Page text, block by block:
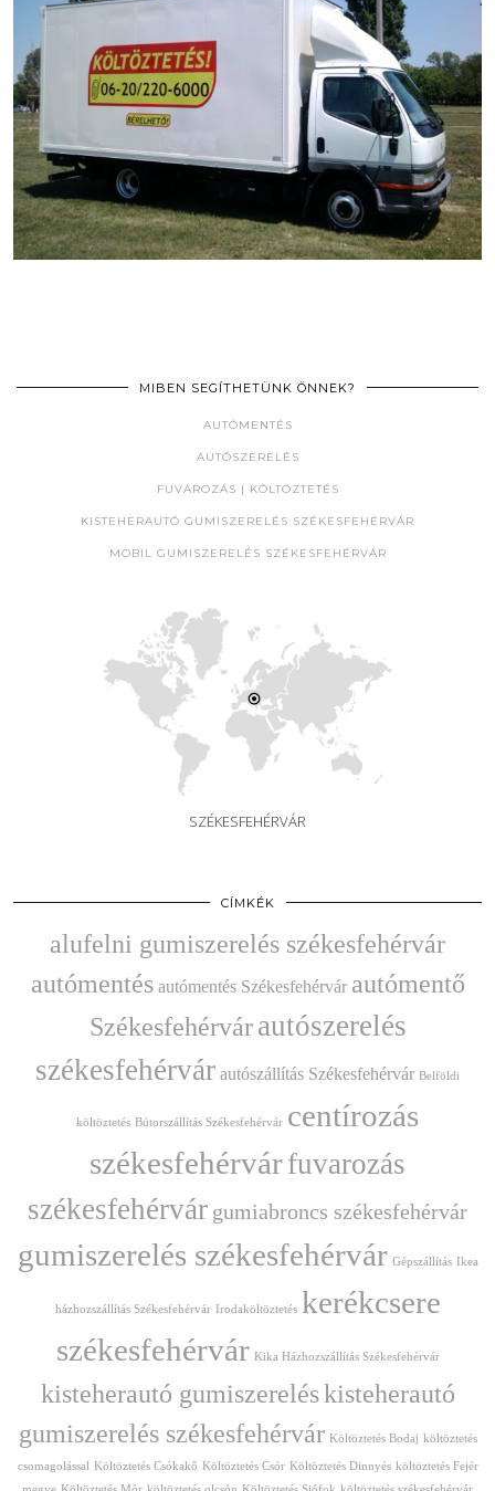
MIBEN SEGÍTHETÜNK ÖNNEK?
AUTÓMENTÉS
AUTÓSZERELÉS
FUVAROZÁS | KÖLTÖZTETÉS
KISTEHERAUTÓ GUMISZERELÉS SZÉKESFEHÉRVÁR
MOBIL GUMISZERELÉS SZÉKESFEHÉRVÁR
SZÉKESFEHÉRVÁR
CÍMKÉK
alufelni gumiszerelés székesfehérvár
autómentés autómentés Székesfehérvár autómentő
Székesfehérvár autószerelés
székesfehérvár autószállítás Székesfehérvár Belföldi
költöztetés Bútorszállítás Székesfehérvár centírozás
székesfehérvárfuvarozás
székesfehérvár gumiabroncs székesfehérvár
gumiszerelés székesfehérvár Gépszállítás Ikea
házhozszállítás Székesfehérvár Irodaköltöztetés kerékcsere
székesfehérvár Kika Házhozszállítás Székesfehérvár
kisteherautó gumiszereléskisteherautó
gumiszerelés székesfehérvár Költöztetés Bodaj költöztetés
csomagolással Költöztetés Csókakő Költöztetés Csór Költöztetés Dinnyés költöztetés Fejér